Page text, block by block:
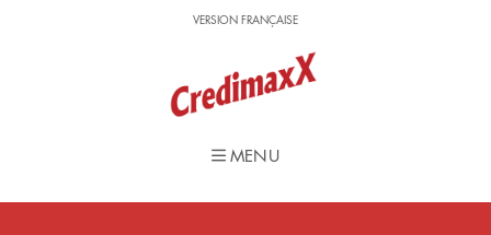
VERSION FRANÇAISE
MENU
VERSION FRANÇAISE
MENU